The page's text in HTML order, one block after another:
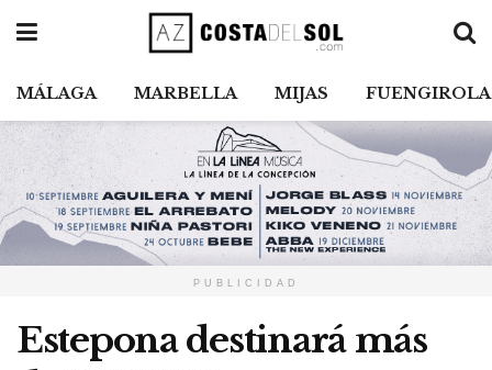
MÁLAGA MARBELLA MIJAS FUENGIROLA
PUBLICIDAD
Estepona destinará más